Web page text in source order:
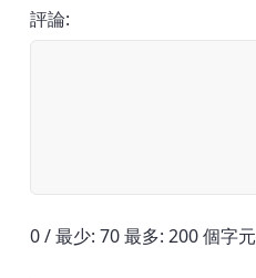
評論:
0 / 最少: 70 最多: 200 個字元